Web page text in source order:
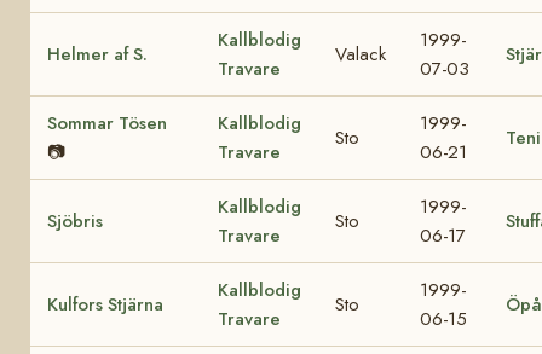
Helmer af S.
Kallblodig
Travare
Valack
1999-
07-03
Sommar Tösen
📷
Kallblodig
Travare
Sto
1999-
06-21
Sjöbris
Kallblodig
Travare
Sto
1999-
06-17
Kulfors Stjärna
Kallblodig
Travare
Sto
1999-
06-15